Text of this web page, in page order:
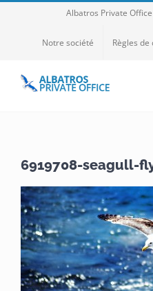
Albatros Private Office
Notre société Règles de
6919708-seagull-